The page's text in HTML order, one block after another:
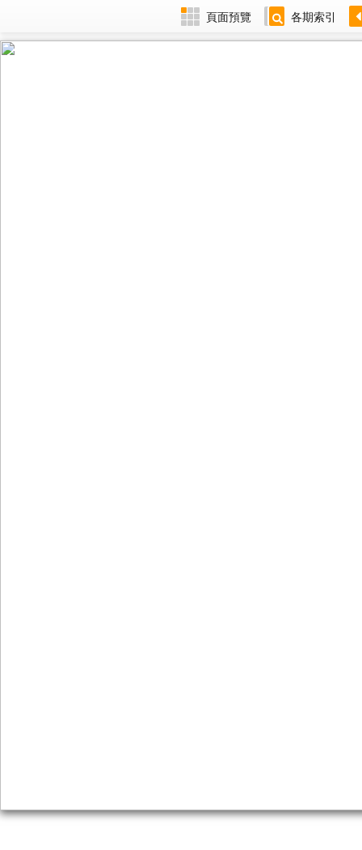
頁面預覽 各期索引